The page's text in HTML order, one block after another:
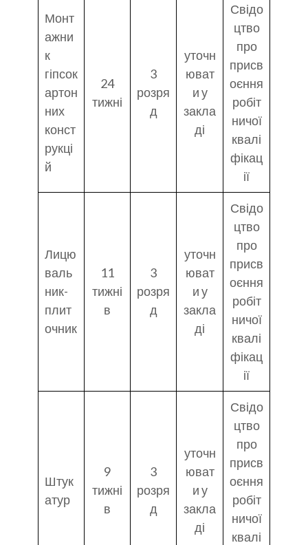
Монт
ажни
к
гіпсок
артон
них
конст
рукці
й
24
тижні
3
розря
д
уточн
юват
и у
закла
ді
Свідо
цтво
про
присв
оєння
робіт
ничої
квалі
фікац
ії
Лицю
валь
ник-
плит
очник
11
тижні
в
3
розря
д
уточн
юват
и у
закла
ді
Свідо
цтво
про
присв
оєння
робіт
ничої
квалі
фікац
ії
Штук
атур
9
тижні
в
3
розря
д
уточн
юват
и у
закла
ді
Свідо
цтво
про
присв
оєння
робіт
ничої
квалі